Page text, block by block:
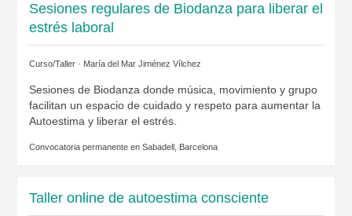
Sesiones regulares de Biodanza para liberar el
estrés laboral
Curso/Taller · María del Mar Jiménez Vílchez
Sesiones de Biodanza donde música, movimiento y grupo
facilitan un espacio de cuidado y respeto para aumentar la
Autoestima y liberar el estrés.
Convocatoria permanente en Sabadell, Barcelona
Taller online de autoestima consciente